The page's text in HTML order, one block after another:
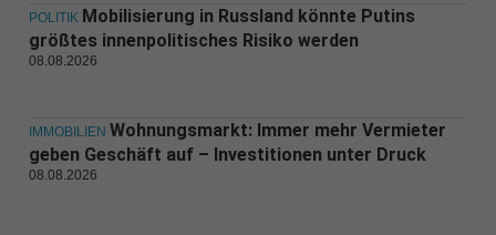
POLITIK Mobilisierung in Russland könnte Putins
größtes innenpolitisches Risiko werden
08.08.2026
IMMOBILIEN Wohnungsmarkt: Immer mehr Vermieter
geben Geschäft auf – Investitionen unter Druck
08.08.2026